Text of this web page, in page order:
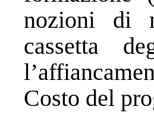
nozioni di
cassetta
Costo del